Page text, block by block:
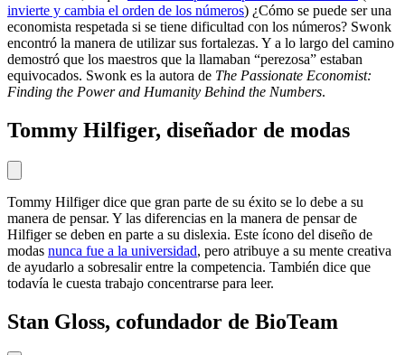
invierte y cambia el orden de los números) ¿Cómo se puede ser una
economista respetada si se tiene dificultad con los números? Swonk
encontró la manera de utilizar sus fortalezas. Y a lo largo del camino
demostró que los maestros que la llamaban “perezosa” estaban
equivocados. Swonk es la autora de The Passionate Economist:
Finding the Power and Humanity Behind the Numbers.
Tommy Hilfiger, diseñador de modas
Tommy Hilfiger dice que gran parte de su éxito se lo debe a su
manera de pensar. Y las diferencias en la manera de pensar de
Hilfiger se deben en parte a su dislexia. Este ícono del diseño de
modas nunca fue a la universidad, pero atribuye a su mente creativa
de ayudarlo a sobresalir entre la competencia. También dice que
todavía le cuesta trabajo concentrarse para leer.
Stan Gloss, cofundador de BioTeam